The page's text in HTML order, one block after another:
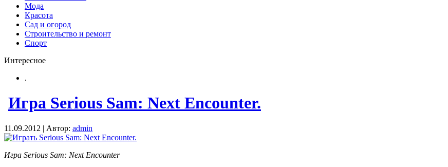
Мода
Красота
Сад и огород
Строительство и ремонт
Спорт
Интересное
.
Игра Serious Sam: Next Encounter.
11.09.2012 | Автор: admin
Игра Serious Sam: Next Encounter